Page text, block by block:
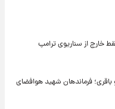
خارج از سناریوی ترامپ
فرماندهان شهید هوافضای